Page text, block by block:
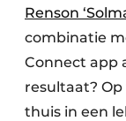
Renson
combinatie
Connect app
resultaat?
thuis in een